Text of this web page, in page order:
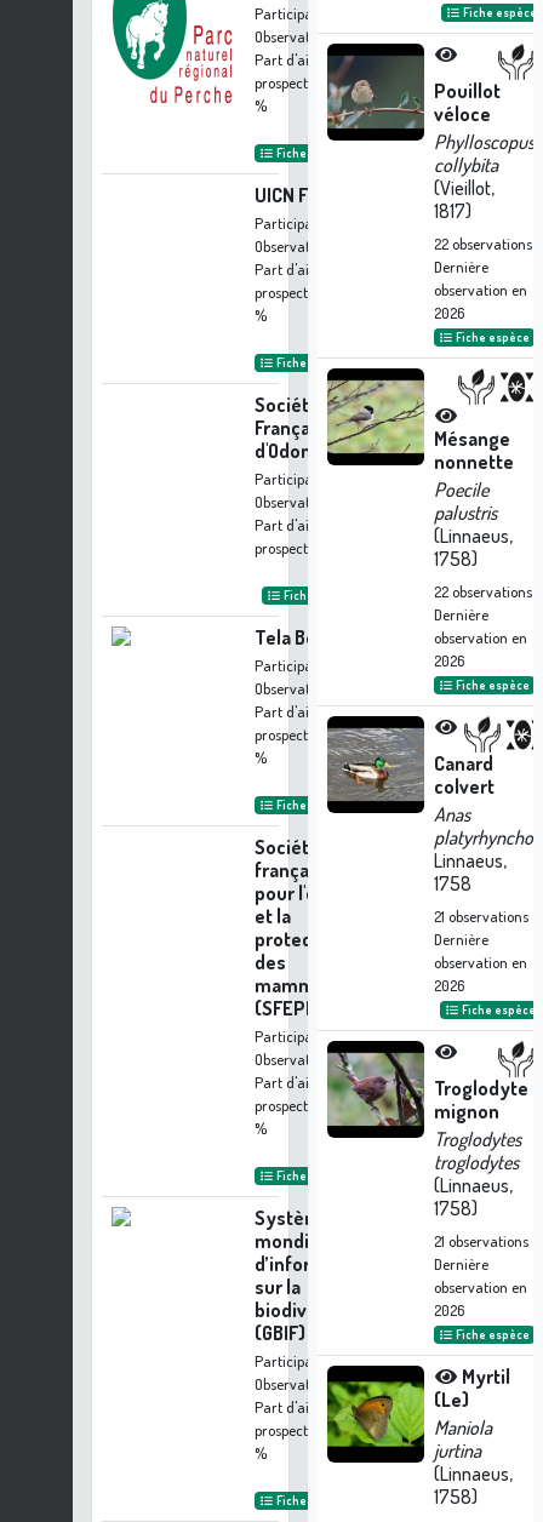
Participation à 16
Observations
Part d'aide à la
prospection :0.31
%
Fiche organisme
UICN France
Participation à 15
Observations
Part d'aide à la
prospection :
%
Fiche organisme
Société
Française
d'Odonatologie
Participation à 15
Observations
Part d'aide à la
prospection :
Fiche organisme
Tela Botanica
Participation à 15
Observations
Part d'aide à la
prospection :0.29
%
Fiche organisme
Société
française
pour l'étude
et la
protection
des
mammifères
(SFEPM)
Participation à 13
Observations
Part d'aide à la
prospection :0.25
%
Fiche organisme
Système
mondial
d’information
sur la
biodiversité
(GBIF)
Participation à 12
Observations
Part d'aide à la
prospection :0.23
%
Fiche organisme
Fiche espèce
Pouillot
véloce
Phylloscopus
collybita
(Vieillot,
1817)
22observations
Dernière
observation en
2026
Fiche espèce
Mésange
nonnette
Poecile
palustris
(Linnaeus,
1758)
22observations
Dernière
observation en
2026
Fiche espèce
Canard
colvert
Anas
platyrhynchos
Linnaeus,
1758
21 observations
Dernière
observation en
2026
Fiche espèce
Troglodyte
mignon
Troglodytes
troglodytes
(Linnaeus,
1758)
21 observations
Dernière
observation en
2026
Fiche espèce
Myrtil
(Le)
Maniola
jurtina
(Linnaeus,
1758)